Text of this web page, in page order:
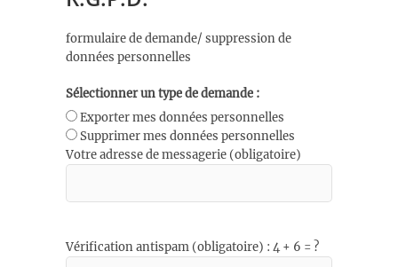
formulaire de demande/ suppression de
données personnelles
Sélectionner un type de demande :
Exporter mes données personnelles
Supprimer mes données personnelles
Votre adresse de messagerie (obligatoire)
Vérification antispam (obligatoire) : 4 + 6 = ?